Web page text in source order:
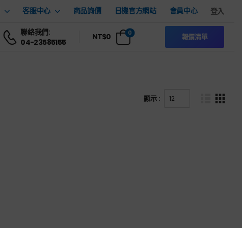
客服中心 商品詢價 日機官方網站 會員中心 登入
聯絡我們:
04-23585155
NT$0 0 報價清單
顯示 :